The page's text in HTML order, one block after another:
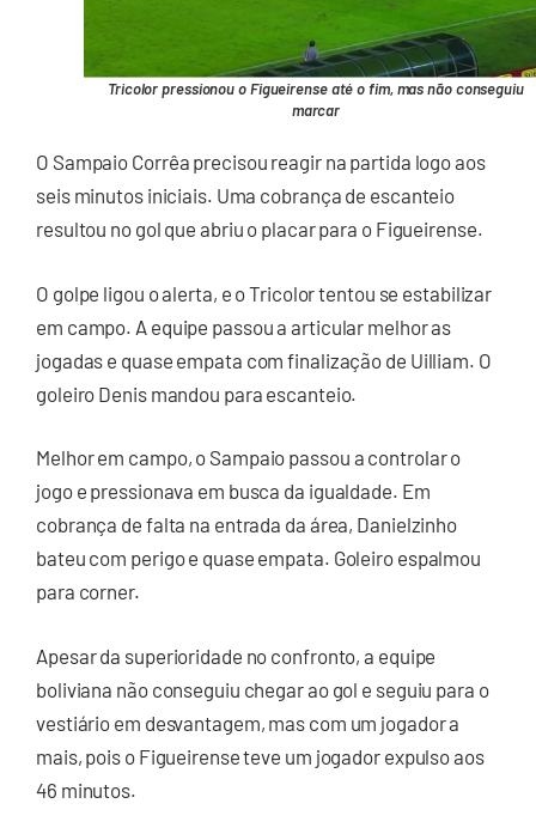
Tricolor pressionou o Figueirense até o fim, mas não conseguiu
marcar
O Sampaio Corrêa precisou reagir na partida logo aos
seis minutos iniciais. Uma cobrança de escanteio
resultou no gol que abriu o placar para o Figueirense.
O golpe ligou o alerta, e o Tricolor tentou se estabilizar
em campo. A equipe passou a articular melhor as
jogadas e quase empata com finalização de Uilliam. O
goleiro Denis mandou para escanteio.
Melhor em campo, o Sampaio passou a controlar o
jogo e pressionava em busca da igualdade. Em
cobrança de falta na entrada da área, Danielzinho
bateu com perigo e quase empata. Goleiro espalmou
para corner.
Apesar da superioridade no confronto, a equipe
boliviana não conseguiu chegar ao gol e seguiu para o
vestiário em desvantagem, mas com um jogador a
mais, pois o Figueirense teve um jogador expulso aos
46 minutos.